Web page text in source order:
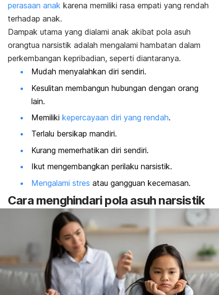
perasaan anak karena memiliki rasa empati yang rendah
terhadap anak.
Dampak utama yang dialami anak akibat pola asuh
orangtua narsistik adalah mengalami hambatan dalam
perkembangan kepribadian, seperti diantaranya.
Mudah menyalahkan diri sendiri.
Kesulitan membangun hubungan dengan orang
lain.
Memiliki kepercayaan diri yang rendah.
Terlalu bersikap mandiri.
Kurang memerhatikan diri sendiri.
Ikut mengembangkan perilaku narsistik.
Mengalami stres atau gangguan kecemasan.
Cara menghindari pola asuh narsistik